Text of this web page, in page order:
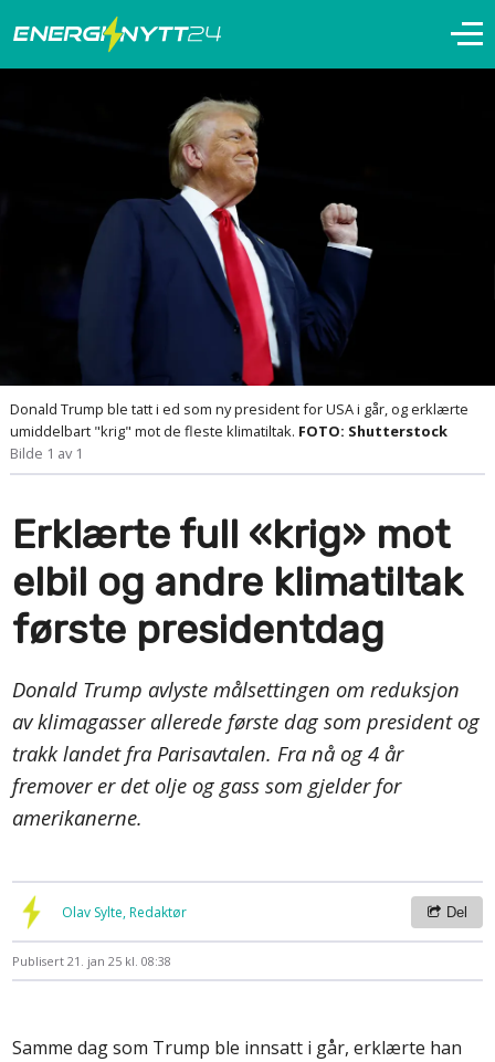
Donald Trump ble tatt i ed som ny president for USA i går, og erklærte
umiddelbart "krig" mot de fleste klimatiltak. FOTO: Shutterstock
Bilde 1 av 1
Erklærte full «krig» mot
elbil og andre klimatiltak
første presidentdag
Donald Trump avlyste målsettingen om reduksjon
av klimagasser allerede første dag som president og
trakk landet fra Parisavtalen. Fra nå og 4 år
fremover er det olje og gass som gjelder for
amerikanerne.
Olav Sylte, Redaktør
Publisert21. jan 25 kl. 08:38
Del
Samme dag som Trump ble innsatt i går, erklærte han